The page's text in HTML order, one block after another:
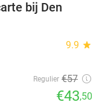
bij Den
9.9 star
Regulier €57
€43,50